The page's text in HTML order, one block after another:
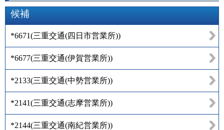
候補
*6671(三重交通(四日市営業所))
*6677(三重交通(伊賀営業所))
*2133(三重交通(中勢営業所))
*2141(三重交通(志摩営業所))
*2144(三重交通(南紀営業所))